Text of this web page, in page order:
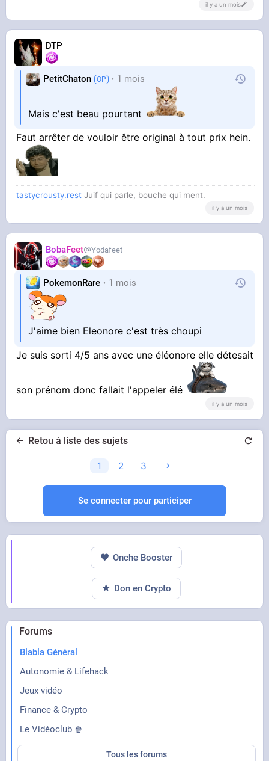
il y a un mois
DTP
PetitChaton 1 mois
Mais c'est beau pourtant
Faut arrêter de vouloir être original à tout prix hein.
tastycrousty.rest Juif qui parle, bouche qui ment.
il y a un mois
BobaFeet Yodafeet
PokemonRare 1 mois
J'aime bien Eleonore c'est très choupi
Je suis sorti 4/5 ans avec une éléonore elle détesait
son prénom donc fallait l'appeler élé
il y a un mois
Retou à liste des sujets
1 2 3
Se connecter pour participer
Forums
Blabla Général
Autonomie & Lifehack
Jeux vidéo
Finance & Crypto
Le Vidéoclub 🍿
Tous les forums
Onche Booster
Don en Crypto